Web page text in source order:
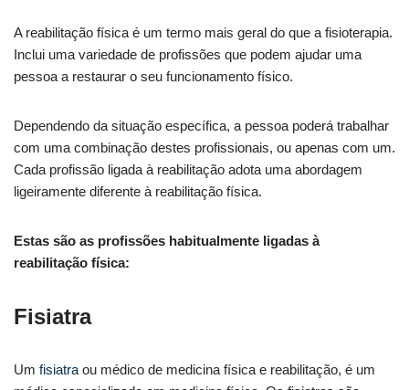
A reabilitação física é um termo mais geral do que a fisioterapia.
Inclui uma variedade de profissões que podem ajudar uma
pessoa a restaurar o seu funcionamento físico.
Dependendo da situação específica, a pessoa poderá trabalhar
com uma combinação destes profissionais, ou apenas com um.
Cada profissão ligada à reabilitação adota uma abordagem
ligeiramente diferente à reabilitação física.
Estas são as profissões habitualmente ligadas à
reabilitação física:
Fisiatra
Um fisiatra ou médico de medicina física e reabilitação, é um